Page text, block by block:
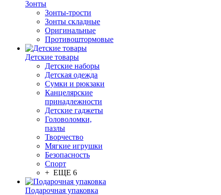
Зонты
Зонты-трости
Зонты складные
Оригинальные
Противоштормовые
Детские товары
Детские наборы
Детская одежда
Сумки и рюкзаки
Канцелярские
принадлежности
Детские гаджеты
Головоломки,
пазлы
Творчество
Мягкие игрушки
Безопасность
Спорт
+ ЕЩЕ 6
Подарочная упаковка